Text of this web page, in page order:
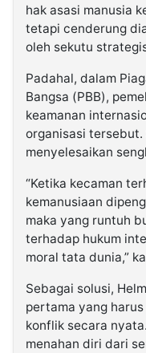
hak asasi manusia
tetapi cenderung
oleh sekutu
Padahal, dalam
Bangsa (PBB),
keamanan
organisasi
menyelesaikan
“Ketika kecaman
kemanusiaan
maka yang runtuh
terhadap hukum
moral tata dunia,”
Sebagai solusi,
pertama yang
konflik secara
menahan diri dari